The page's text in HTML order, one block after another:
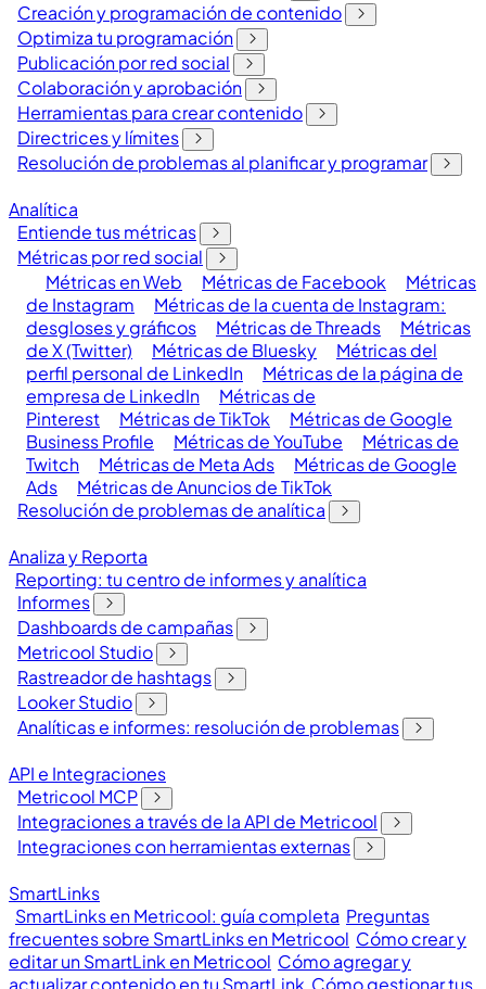
Creación y programación de contenido
Optimiza tu programación
Publicación por red social
Colaboración y aprobación
Herramientas para crear contenido
Directrices y límites
Resolución de problemas al planificar y programar
Analítica
Entiende tus métricas
Métricas por red social
Métricas en Web
Métricas de Facebook
Métricas
de Instagram
Métricas de la cuenta de Instagram:
desgloses y gráficos
Métricas de Threads
Métricas
de X (Twitter)
Métricas de Bluesky
Métricas del
perfil personal de LinkedIn
Métricas de la página de
empresa de LinkedIn
Métricas de
Pinterest
Métricas de TikTok
Métricas de Google
Business Profile
Métricas de YouTube
Métricas de
Twitch
Métricas de Meta Ads
Métricas de Google
Ads
Métricas de Anuncios de TikTok
Resolución de problemas de analítica
Analiza y Reporta
Reporting: tu centro de informes y analítica
Informes
Dashboards de campañas
Metricool Studio
Rastreador de hashtags
Looker Studio
Analíticas e informes: resolución de problemas
API e Integraciones
Metricool MCP
Integraciones a través de la API de Metricool
Integraciones con herramientas externas
SmartLinks
SmartLinks en Metricool: guía completa Preguntas
frecuentes sobre SmartLinks en Metricool Cómo crear y
editar un SmartLink en Metricool Cómo agregar y
actualizar contenido en tu SmartLink Cómo gestionar tus